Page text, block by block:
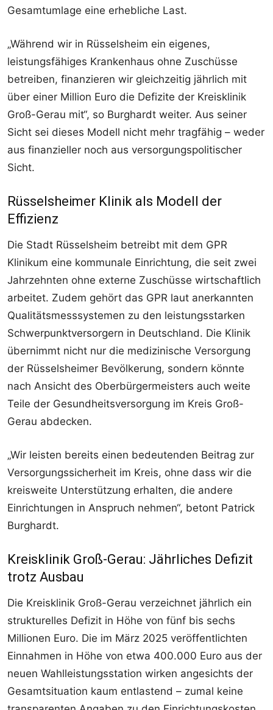
Gesamtumlage eine erhebliche Last.
„Während wir in Rüsselsheim ein eigenes,
leistungsfähiges Krankenhaus ohne Zuschüsse
betreiben, finanzieren wir gleichzeitig jährlich mit
über einer Million Euro die Defizite der Kreisklinik
Groß-Gerau mit“, so Burghardt weiter. Aus seiner
Sicht sei dieses Modell nicht mehr tragfähig – weder
aus finanzieller noch aus versorgungspolitischer
Sicht.
Rüsselsheimer Klinik als Modell der
Effizienz
Die Stadt Rüsselsheim betreibt mit dem GPR
Klinikum eine kommunale Einrichtung, die seit zwei
Jahrzehnten ohne externe Zuschüsse wirtschaftlich
arbeitet. Zudem gehört das GPR laut anerkannten
Qualitätsmesssystemen zu den leistungsstarken
Schwerpunktversorgern in Deutschland. Die Klinik
übernimmt nicht nur die medizinische Versorgung
der Rüsselsheimer Bevölkerung, sondern könnte
nach Ansicht des Oberbürgermeisters auch weite
Teile der Gesundheitsversorgung im Kreis Groß-
Gerau abdecken.
„Wir leisten bereits einen bedeutenden Beitrag zur
Versorgungssicherheit im Kreis, ohne dass wir die
kreisweite Unterstützung erhalten, die andere
Einrichtungen in Anspruch nehmen“, betont Patrick
Burghardt.
Kreisklinik Groß-Gerau: Jährliches Defizit
trotz Ausbau
Die Kreisklinik Groß-Gerau verzeichnet jährlich ein
strukturelles Defizit in Höhe von fünf bis sechs
Millionen Euro. Die im März 2025 veröffentlichten
Einnahmen in Höhe von etwa 400.000 Euro aus der
neuen Wahlleistungsstation wirken angesichts der
Gesamtsituation kaum entlastend – zumal keine